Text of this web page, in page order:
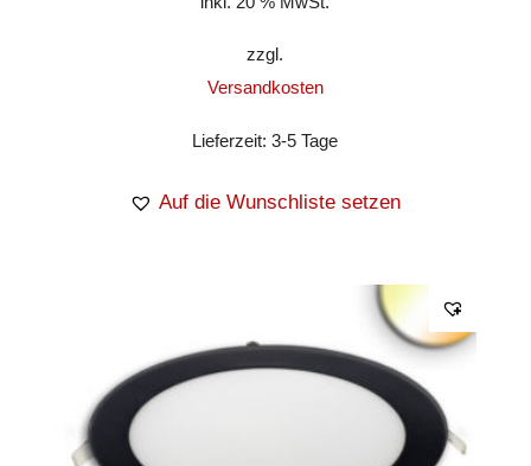
zzgl.
Versandkosten
Lieferzeit:3-5 Tage
Auf die Wunschliste setzen